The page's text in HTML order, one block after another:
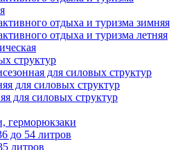
отдыха и туризма зимняя
отдыха и туризма летняя
структур
для силовых структур
для силовых структур
для силовых структур
герморюкзаки
до 54 литров
литров